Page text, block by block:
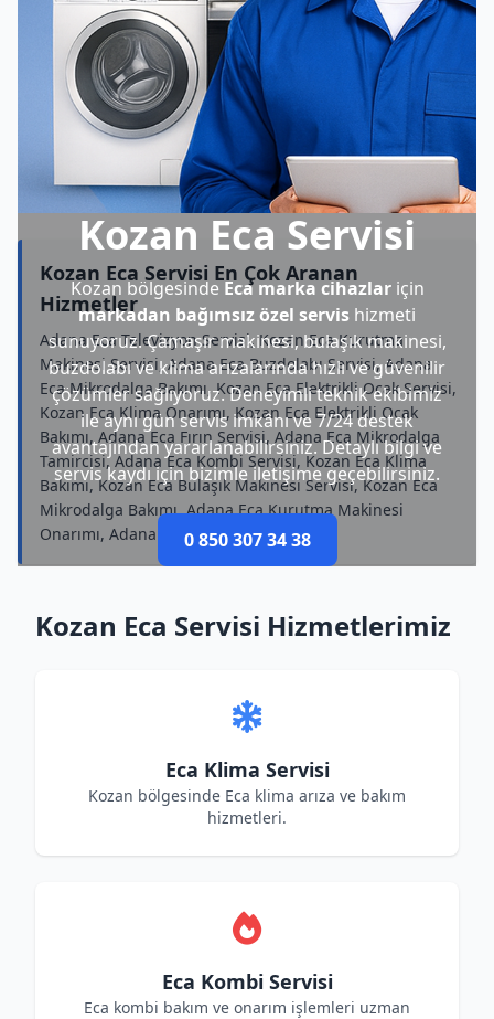
Kozan Eca Servisi
Kozan bölgesindeEca marka cihazlariçin
markadan bağımsız özel servis hizmeti
sunuyoruz. Çamaşır makinesi, bulaşık makinesi,
buzdolabı ve klima arızalarında hızlı ve güvenilir
çözümler sağlıyoruz. Deneyimli teknik ekibimiz
ile aynı gün servis imkânı ve 7/24 destek
avantajından yararlanabilirsiniz. Detaylı bilgi ve
servis kaydı için bizimle iletişime geçebilirsiniz.
0 850 307 34 38
Kozan Eca Servisi En Çok Aranan
Hizmetler
Adana Eca Televizyon Servisi, Kozan Eca Kurutma
Makinesi Servisi, Adana Eca Buzdolabı Servisi, Adana
Eca Mikrodalga Bakımı, Kozan Eca Elektrikli Ocak Servisi,
Kozan Eca Klima Onarımı, Kozan Eca Elektrikli Ocak
Bakımı, Adana Eca Fırın Servisi, Adana Eca Mikrodalga
Tamircisi, Adana Eca Kombi Servisi, Kozan Eca Klima
Bakımı, Kozan Eca Bulaşık Makinesi Servisi, Kozan Eca
Mikrodalga Bakımı, Adana Eca Kurutma Makinesi
Onarımı, Adana Eca Süpürge Onarımı
Kozan Eca Servisi Hizmetlerimiz
Eca Klima Servisi
Kozan bölgesinde Eca klima arıza ve bakım
hizmetleri.
Eca Kombi Servisi
Eca kombi bakım ve onarım işlemleri uzman